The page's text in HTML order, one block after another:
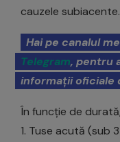
cauzele subiacente.
Hai pe canalul
Telegram, pentru
informații oficiale
În funcție de
1. Tuse acută (sub